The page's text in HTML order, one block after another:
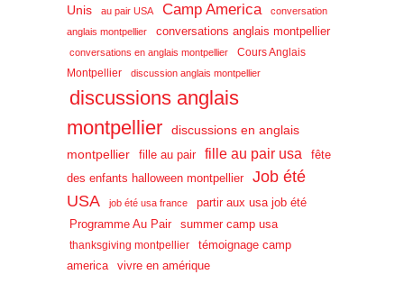
Unis
au pair USA Camp America
conversation
anglais montpellier
conversations anglais montpellier
conversations en anglais montpellier
Cours Anglais
Montpellier
discussion anglais montpellier
discussions anglais
montpellier
discussions en anglais
montpellier
fille au pair fille au pair usa
fête
des enfants halloween montpellier
Job été
USA
job été usa france
partir aux usa job été
Programme Au Pair
summer camp usa
thanksgiving montpellier
témoignage camp
america
vivre en amérique